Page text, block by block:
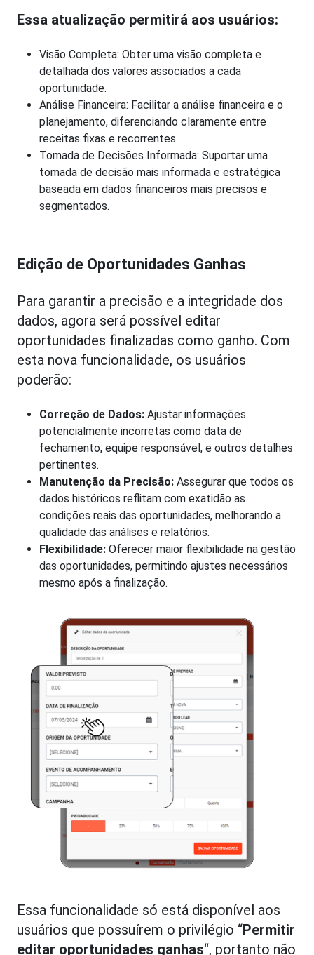
Essa atualização permitirá aos usuários:
Visão Completa: Obter uma visão completa e
detalhada dos valores associados a cada
oportunidade.
Análise Financeira: Facilitar a análise financeira e o
planejamento, diferenciando claramente entre
receitas fixas e recorrentes.
Tomada de Decisões Informada: Suportar uma
tomada de decisão mais informada e estratégica
baseada em dados financeiros mais precisos e
segmentados.
Edição de Oportunidades Ganhas
Para garantir a precisão e a integridade dos
dados, agora será possível editar
oportunidades finalizadas como ganho. Com
esta nova funcionalidade, os usuários
poderão:
Correção de Dados: Ajustar informações
potencialmente incorretas como data de
fechamento, equipe responsável, e outros detalhes
pertinentes.
Manutenção da Precisão: Assegurar que todos os
dados históricos reflitam com exatidão as
condições reais das oportunidades, melhorando a
qualidade das análises e relatórios.
Flexibilidade: Oferecer maior flexibilidade na gestão
das oportunidades, permitindo ajustes necessários
mesmo após a finalização.
Essa funcionalidade só está disponível aos
usuários que possuírem o privilégio “Permitir
editar oportunidades ganhas“, portanto não